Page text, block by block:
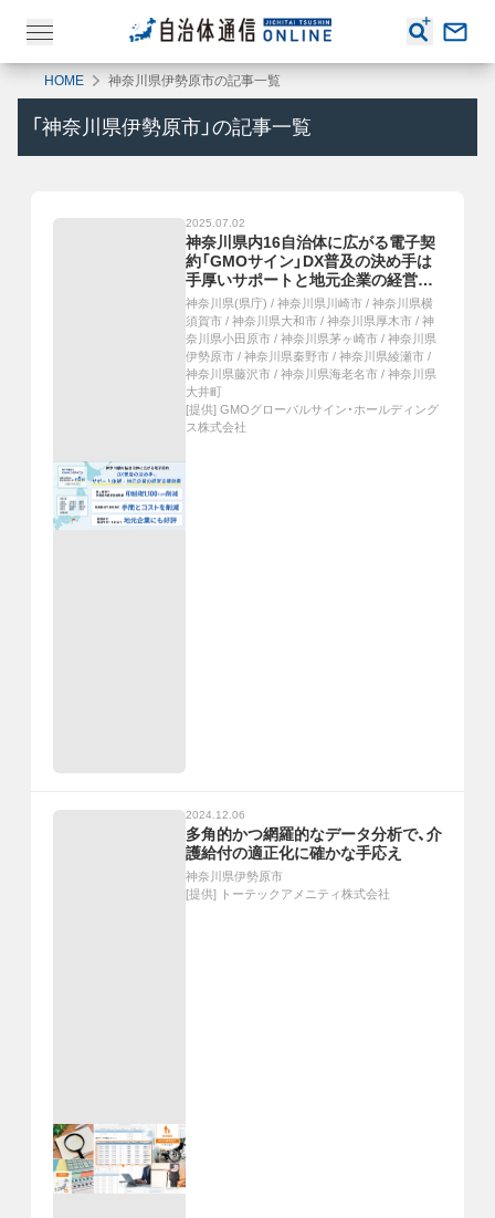
HOME 神奈川県伊勢原市の記事一覧
「 神奈川県伊勢原市 」の記事一覧
2025.07.02
神奈川県内16自治体に広がる電子契
約「GMOサイン」DX普及の決め手は
手厚いサポートと地元企業の経営支
援効果
神奈川県(県庁) / 神奈川県川崎市 / 神奈川県横
須賀市 / 神奈川県大和市 / 神奈川県厚木市 / 神
奈川県小田原市 / 神奈川県茅ヶ崎市 / 神奈川県
伊勢原市 / 神奈川県秦野市 / 神奈川県綾瀬市 /
神奈川県藤沢市 / 神奈川県海老名市 / 神奈川県
大井町
[提供] GMOグローバルサイン・ホールディング
ス株式会社
2024.12.06
多角的かつ網羅的なデータ分析で、介
護給付の適正化に確かな手応え
神奈川県伊勢原市
[提供] トーテックアメニティ株式会社